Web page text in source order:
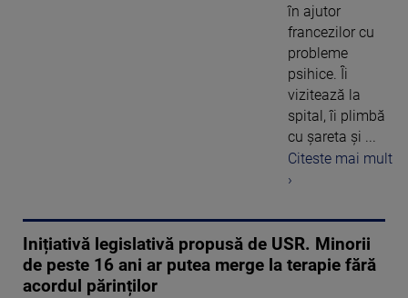
în ajutor
francezilor cu
probleme
psihice. Îi
vizitează la
spital, îi plimbă
cu șareta și ...
Citeste mai mult
›
Inițiativă legislativă propusă de USR. Minorii
de peste 16 ani ar putea merge la terapie fără
acordul părinților